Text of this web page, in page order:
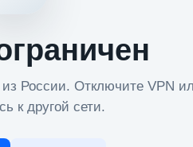
России. Отключите VPN
к другой сети.